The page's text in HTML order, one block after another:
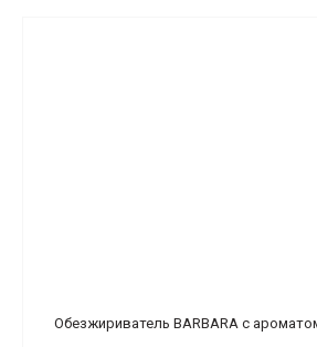
Обезжириватель BARBARA с